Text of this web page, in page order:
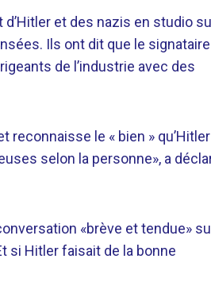
et des nazis en studio
Ils ont dit que le signataire
de l’industrie avec des
reconnaisse le « bien » qu’Hitler
selon la personne», a
«brève et tendue»
si Hitler faisait de la bonne